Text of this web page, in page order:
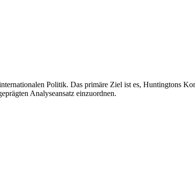
Politik. Das primäre Ziel ist es, Huntingtons
Analyseansatz einzuordnen.